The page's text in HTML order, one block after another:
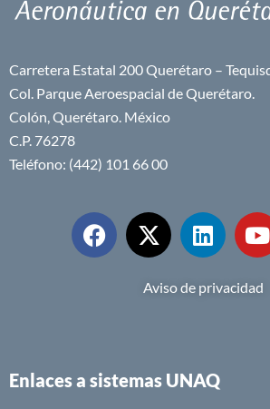
Carretera Estatal 200 Querétaro –
Col. Parque Aeroespacial de Querétaro.
Colón, Querétaro. México
C.P. 76278
Teléfono: (442) 101 66 00
Aviso de privacidad
Enlaces a sistemas UNAQ